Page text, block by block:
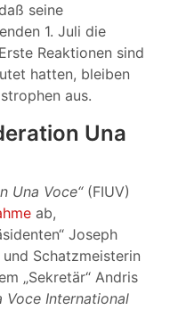
seine
1. Juli die
Reaktionen sind
hatten, bleiben
aus.
Una
Una Voce“(FIUV)
ab,
Joseph
und Schatzmeisterin
„Sekretär“ Andris
Voce International